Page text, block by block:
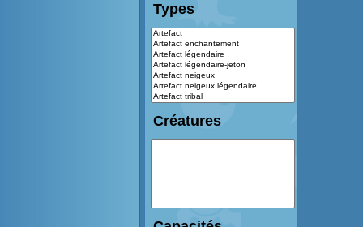
Types
Créatures